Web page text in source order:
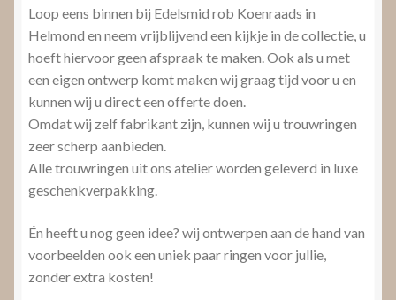
Loop eens binnen bij Edelsmid rob Koenraads in
Helmond en neem vrijblijvend een kijkje in de collectie, u
hoeft hiervoor geen afspraak te maken. Ook als u met
een eigen ontwerp komt maken wij graag tijd voor u en
kunnen wij u direct een offerte doen.
Omdat wij zelf fabrikant zijn, kunnen wij u trouwringen
zeer scherp aanbieden.
Alle trouwringen uit ons atelier worden geleverd in luxe
geschenkverpakking.
Én heeft u nog geen idee? wij ontwerpen aan de hand van
voorbeelden ook een uniek paar ringen voor jullie,
zonder extra kosten!